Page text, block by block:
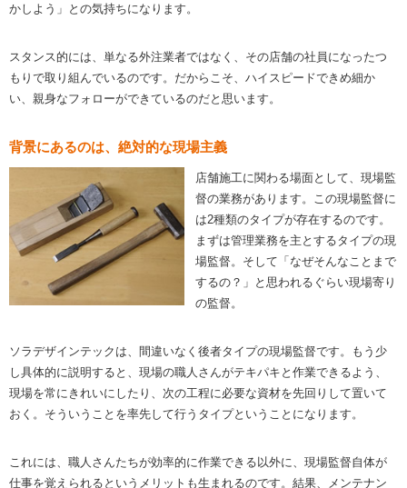
かしよう」との気持ちになります。
スタンス的には、単なる外注業者ではなく、その店舗の社員になったつ
もりで取り組んでいるのです。だからこそ、ハイスピードできめ細か
い、親身なフォローができているのだと思います。
背景にあるのは、絶対的な現場主義
店舗施工に関わる場面として、現場監
督の業務があります。この現場監督に
は2種類のタイプが存在するのです。
まずは管理業務を主とするタイプの現
場監督。そして「なぜそんなことまで
するの？」と思われるぐらい現場寄り
の監督。
ソラデザインテックは、間違いなく後者タイプの現場監督です。もう少
し具体的に説明すると、現場の職人さんがテキパキと作業できるよう、
現場を常にきれいにしたり、次の工程に必要な資材を先回りして置いて
おく。そういうことを率先して行うタイプということになります。
これには、職人さんたちが効率的に作業できる以外に、現場監督自体が
仕事を覚えられるというメリットも生まれるのです。結果、メンテナン